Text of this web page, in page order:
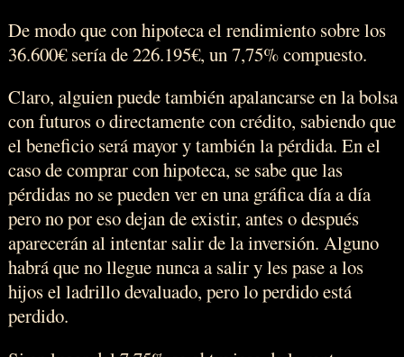
De modo que con hipoteca el rendimiento sobre los
36.600€ sería de 226.195€, un 7,75% compuesto.
Claro, alguien puede también apalancarse en la bolsa
con futuros o directamente con crédito, sabiendo que
el beneficio será mayor y también la pérdida. En el
caso de comprar con hipoteca, se sabe que las
pérdidas no se pueden ver en una gráfica día a día
pero no por eso dejan de existir, antes o después
aparecerán al intentar salir de la inversión. Alguno
habrá que no llegue nunca a salir y les pase a los
hijos el ladrillo devaluado, pero lo perdido está
perdido.